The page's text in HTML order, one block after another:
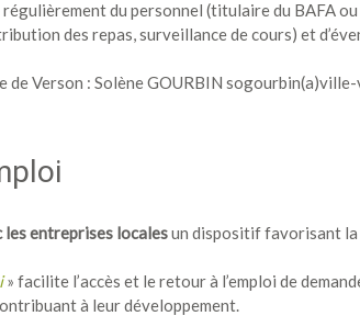
du personnel (titulaire du BAFA
des repas, surveillance de cours) et
de Verson : Solène GOURBIN
les entreprises localesun dispositif favorisant
» facilite l’accès et le retour à l’emploi de
à leur développement.